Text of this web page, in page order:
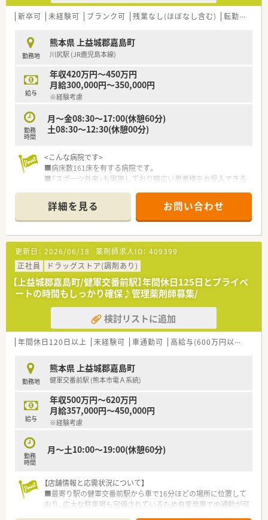
新卒可 未経験可 ブランク可 残業なし(ほぼなし含む) 転勤なし
勤務地
熊本県 上益城郡嘉島町
川尻駅 (JR鹿児島本線)
給与
年収420万円～450万円
月給300,000円～350,000円
※経験考慮
勤務
時間
月～金08:30～17:00(休憩60分)
土08:30～12:30(休憩00分)
<こんな病院です>
■病床数161床を有する病院です。
■「スポーツ外来」も実施しており幅広い患者様をお受入できる
■保育園、居宅介護支援センターなど多岐に渡る事業を運営して
いる病院です。
詳細を見る お問い合わせ
更新日： 2026/06/18 薬剤師求人ID： 409399
正社員
ドラッグストア(調剤あり)
【上益城郡嘉島町/健軍交番前駅】年間休日125日とプライベ
ートの時間もしっかり確保♪管理薬剤師募集/
検討リストに追加
年間休日120日以上 未経験可 車通勤可 高給与(600万円以上)
勤務地
熊本県 上益城郡嘉島町
健軍交番前駅 (熊本市電Ａ系統)
給与
年収500万円～620万円
月給357,000円～450,000円
※経験考慮
勤務
時間
月～土10:00～19:00(休憩60分)
【店舗情報と応需状況について】
■最寄り駅の健軍交番前駅から車で16分ほどの場所に位置して
おり、広大な駐車場も完備されているため自家用車での通勤が可